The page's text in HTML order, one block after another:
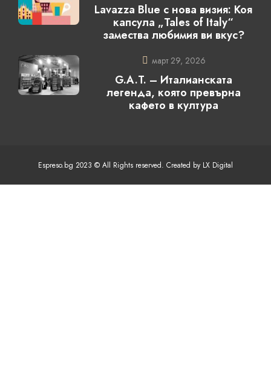
Lavazza Blue с нова визия: Коя
капсула „Tales of Italy“
замества любимия ви вкус?
март 29, 2026
G.A.T. – Италианската
легенда, която превърна
кафето в култура
Espreso.bg 2023 © All Rights reserved. Created by LX Digital